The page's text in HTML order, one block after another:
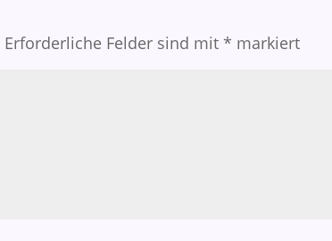
Erforderliche Felder sind mit* markiert